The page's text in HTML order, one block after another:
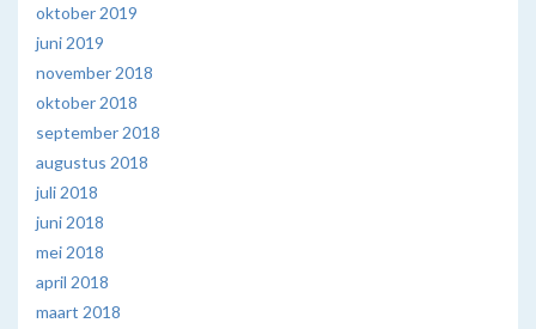
oktober 2019
juni 2019
november 2018
oktober 2018
september 2018
augustus 2018
juli 2018
juni 2018
mei 2018
april 2018
maart 2018